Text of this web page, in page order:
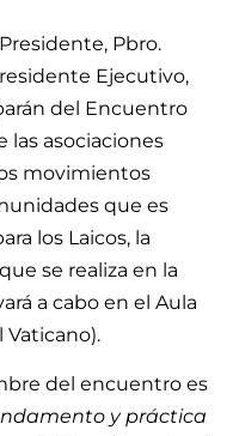
Pbro.
Ejecutivo,
del Encuentro
las asociaciones
movimientos
que es
los Laicos, la
se realiza en la
a cabo en el Aula
Vaticano).
del encuentro es
y práctica